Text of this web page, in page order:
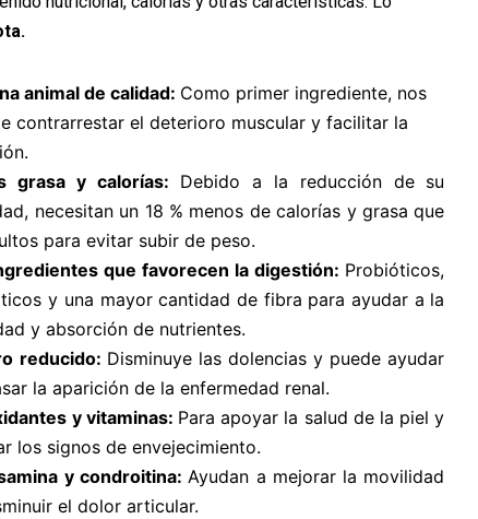
animal de calidad: Como primer ingrediente, nos
contrarrestar el deterioro muscular y facilitar la
grasa y calorías: Debido a la reducción de su
necesitan un 18 % menos de calorías y grasa que
para evitar subir de peso.
que favorecen la digestión: Probióticos,
y una mayor cantidad de fibra para ayudar a la
y absorción de nutrientes.
reducido: Disminuye las dolencias y puede ayudar
la aparición de la enfermedad renal.
y vitaminas: Para apoyar la salud de la piel y
los signos de envejecimiento.
y condroitina:Ayudan a mejorar la movilidad
el dolor articular.